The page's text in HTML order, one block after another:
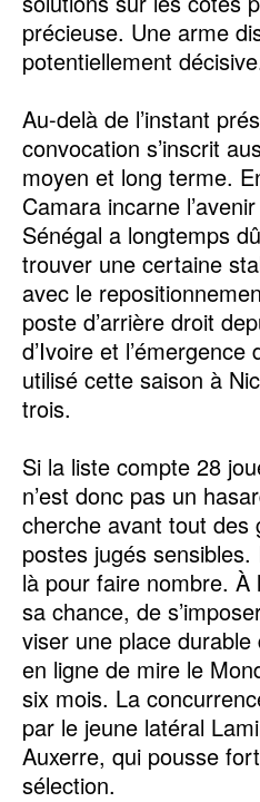
précieuse. Une arme
potentiellement
Au-delà de l’instant
convocation s’inscrit
moyen et long terme.
Camara incarne
Sénégal a longtemps
trouver une certaine
avec le
poste d’arrière droit
d’Ivoire et l’émergence
utilisé cette saison à
trois.
Si la liste compte 28
n’est donc pas un
cherche avant tout des
postes jugés sensibles.
là pour faire nombre.
sa chance, de
viser une place
en ligne de mire le
six mois. La
par le jeune latéral
Auxerre, qui pousse
sélection.